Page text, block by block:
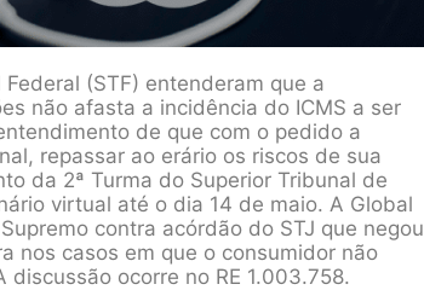
(STF) entenderam que a
não afasta a incidência do ICMS a ser
de que com o pedido a
repassar ao erário os riscos de sua
da 2ª Turma do Superior Tribunal de
virtual até o dia 14 de maio. A Global
contra acórdão do STJ que negou
nos casos em que o consumidor não
ocorre no RE 1.003.758.